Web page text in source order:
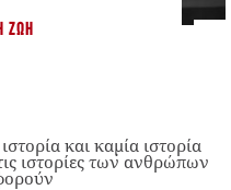
ΖΩΉ
και καμία ιστορία
ιστορίες των ανθρώπων